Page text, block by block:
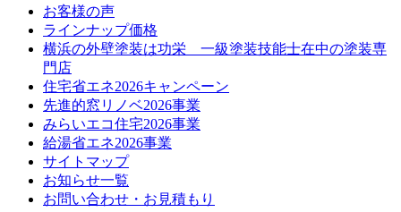
お客様の声
ラインナップ価格
横浜の外壁塗装は功栄 一級塗装技能士在中の塗装専
門店
住宅省エネ2026キャンペーン
先進的窓リノベ2026事業
みらいエコ住宅2026事業
給湯省エネ2026事業
サイトマップ
お知らせ一覧
お問い合わせ・お見積もり